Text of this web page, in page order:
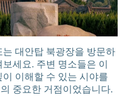
대안탑 북광장을 방문하
세요. 주변 명소들은 이
이해할 수 있는 시야를
중요한 거점이었습니다.